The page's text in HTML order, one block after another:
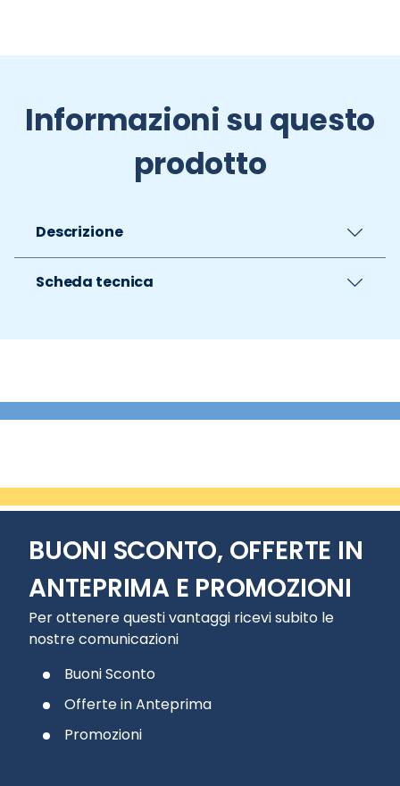
Informazioni su questo
prodotto
Descrizione
Scheda tecnica
BUONI SCONTO, OFFERTE IN
ANTEPRIMA E PROMOZIONI
Per ottenere questi vantaggi ricevi subito le
nostre comunicazioni
Buoni Sconto
Offerte in Anteprima
Promozioni